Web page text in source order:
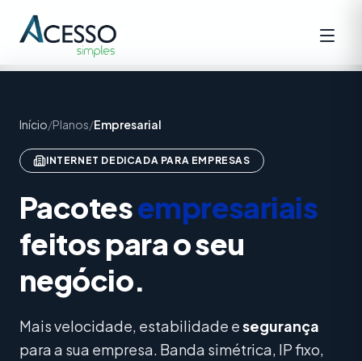
Início/Planos/Empresarial
INTERNET DEDICADA PARA EMPRESAS
Pacotesempresariais
feitos para o seu
negócio.
Mais velocidade, estabilidade esegurança
para a sua empresa. Banda simétrica, IP fixo,